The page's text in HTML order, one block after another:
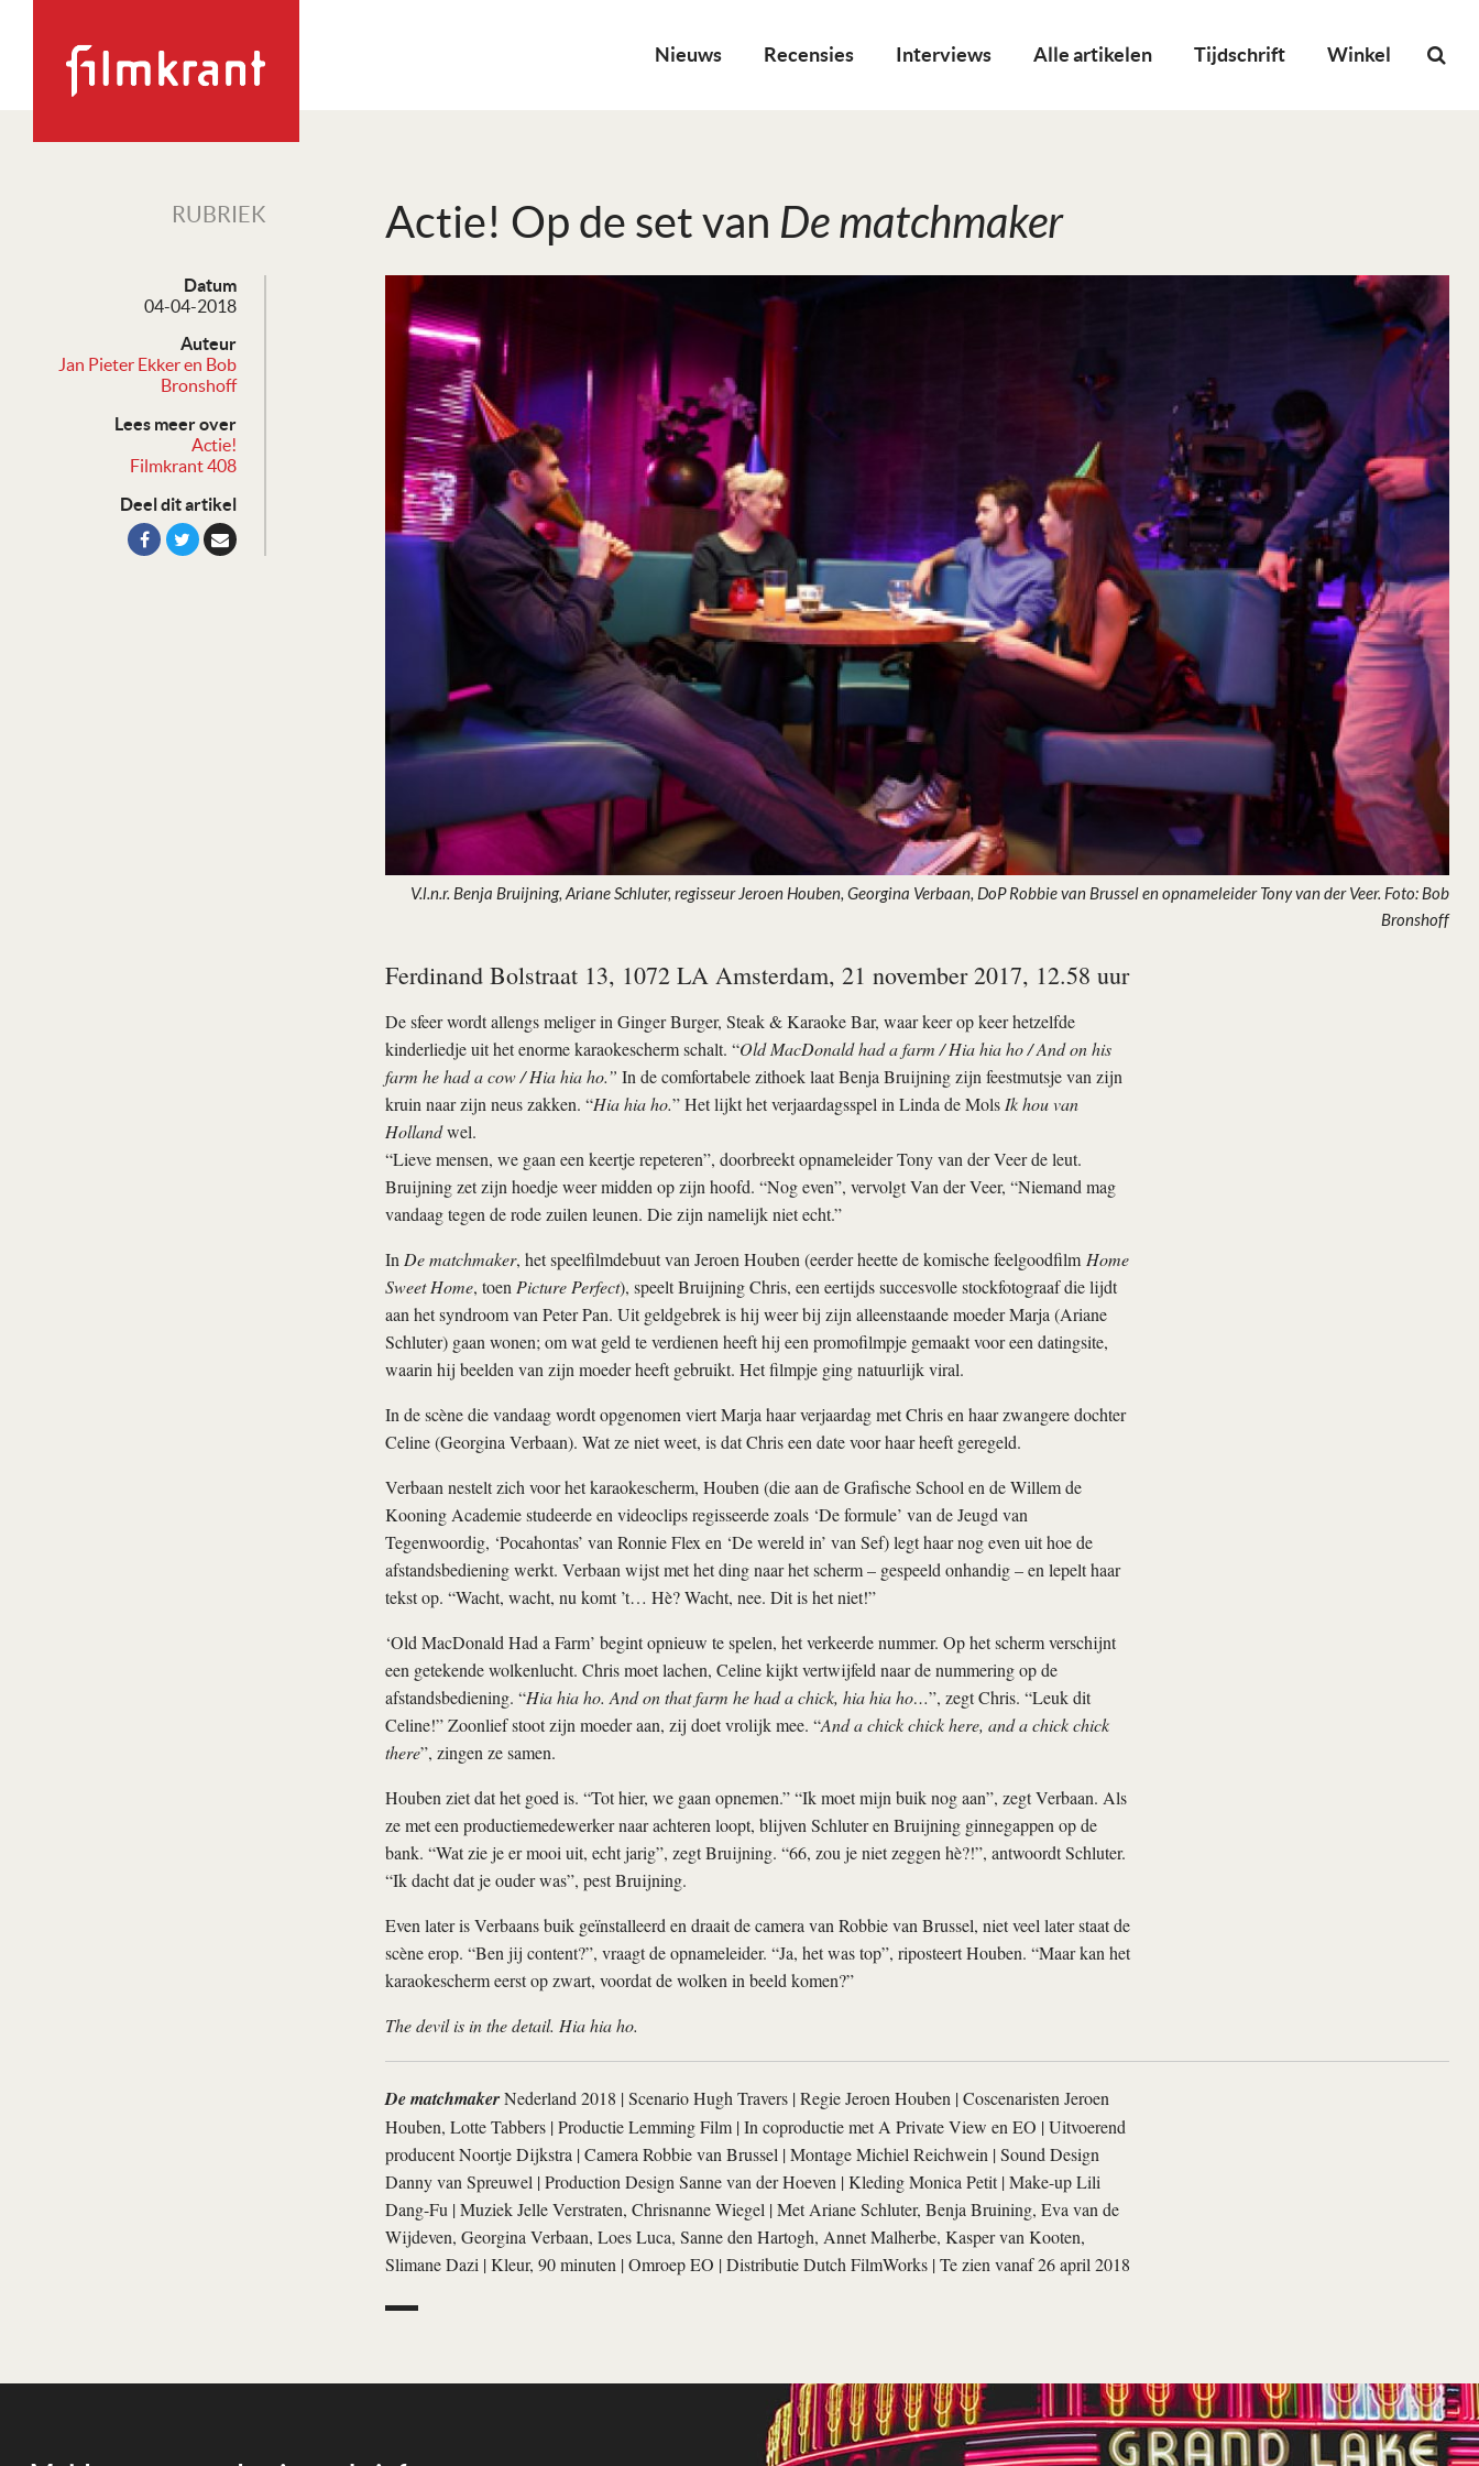
Nieuws Recensies Interviews Alle artikelen Tijdschrift Winkel
RUBRIEK Actie! Op de set van De matchmaker
Datum
04-04-2018
Auteur
Jan Pieter Ekker en Bob
Bronshoff
Lees meer over
Actie!
Filmkrant 408
Deel dit artikel
V.l.n.r. Benja Bruijning, Ariane Schluter, regisseur Jeroen Houben, Georgina Verbaan, DoP Robbie van Brussel en opnameleider Tony van der Veer. Foto: Bob
Bronshoff
Ferdinand Bolstraat 13, 1072 LA Amsterdam, 21 november 2017, 12.58 uur
De sfeer wordt allengs meliger in Ginger Burger, Steak & Karaoke Bar, waar keer op keer hetzelfde
kinderliedje uit het enorme karaokescherm schalt. “Old MacDonald had a farm / Hia hia ho / And on his
farm he had a cow / Hia hia ho.” In de comfortabele zithoek laat Benja Bruijning zijn feestmutsje van zijn
kruin naar zijn neus zakken. “Hia hia ho.” Het lijkt het verjaardagsspel in Linda de Mols Ik hou van
Hollandwel.
“Lieve mensen, we gaan een keertje repeteren”, doorbreekt opnameleider Tony van der Veer de leut.
Bruijning zet zijn hoedje weer midden op zijn hoofd. “Nog even”, vervolgt Van der Veer, “Niemand mag
vandaag tegen de rode zuilen leunen. Die zijn namelijk niet echt.”
In De matchmaker, het speelfilmdebuut van Jeroen Houben (eerder heette de komische feelgoodfilm Home
Sweet Home, toen Picture Perfect), speelt Bruijning Chris, een eertijds succesvolle stockfotograaf die lijdt
aan het syndroom van Peter Pan. Uit geldgebrek is hij weer bij zijn alleenstaande moeder Marja (Ariane
Schluter) gaan wonen; om wat geld te verdienen heeft hij een promofilmpje gemaakt voor een datingsite,
waarin hij beelden van zijn moeder heeft gebruikt. Het filmpje ging natuurlijk viral.
In de scène die vandaag wordt opgenomen viert Marja haar verjaardag met Chris en haar zwangere dochter
Celine (Georgina Verbaan). Wat ze niet weet, is dat Chris een date voor haar heeft geregeld.
Verbaan nestelt zich voor het karaokescherm, Houben (die aan de Grafische School en de Willem de
Kooning Academie studeerde en videoclips regisseerde zoals ‘De formule’ van de Jeugd van
Tegenwoordig, ‘Pocahontas’ van Ronnie Flex en ‘De wereld in’ van Sef) legt haar nog even uit hoe de
afstandsbediening werkt. Verbaan wijst met het ding naar het scherm – gespeeld onhandig – en lepelt haar
tekst op. “Wacht, wacht, nu komt ’t… Hè? Wacht, nee. Dit is het niet!”
‘Old MacDonald Had a Farm’ begint opnieuw te spelen, het verkeerde nummer. Op het scherm verschijnt
een getekende wolkenlucht. Chris moet lachen, Celine kijkt ver­twijfeld naar de nummering op de
afstandsbediening. “Hia hia ho. And on that farm he had a chick, hia hia ho…”, zegt Chris. “Leuk dit
Celine!” Zoonlief stoot zijn moeder aan, zij doet vrolijk mee. “And a chick chick here, and a chick chick
there”, zingen ze samen.
Houben ziet dat het goed is. “Tot hier, we gaan opnemen.” “Ik moet mijn buik nog aan”, zegt Verbaan. Als
ze met een productiemedewerker naar achteren loopt, blijven Schluter en Bruijning ginnegappen op de
bank. “Wat zie je er mooi uit, echt jarig”, zegt Bruijning. “66, zou je niet zeggen hè?!”, antwoordt Schluter.
“Ik dacht dat je ouder was”, pest Bruijning.
Even later is Verbaans buik geïnstalleerd en draait de camera van Robbie van Brussel, niet veel later staat de
scène erop. “Ben jij content?”, vraagt de opnameleider. “Ja, het was top”, riposteert Houben. “Maar kan het
karaokescherm eerst op zwart, voordat de wolken in beeld komen?”
The devil is in the detail. Hia hia ho.
De matchmakerNederland 2018 | Scenario Hugh Travers | Regie Jeroen Houben | Coscenaristen Jeroen
Houben, Lotte Tabbers | Productie Lemming Film | In coproductie met A Private View en EO | Uitvoerend
producent Noortje Dijkstra | Camera Robbie van Brussel | Montage Michiel Reichwein | Sound Design
Danny van Spreuwel | Production Design Sanne van der Hoeven | Kleding Monica Petit | Make-up Lili
Dang-Fu | Muziek Jelle Verstraten, Chrisnanne Wiegel | Met Ariane Schluter, Benja Bruining, Eva van de
Wijdeven, Georgina Verbaan, Loes Luca, Sanne den Hartogh, Annet Malherbe, Kasper van Kooten,
Slimane Dazi | Kleur, 90 minuten | Omroep EO | Distributie Dutch FilmWorks | Te zien vanaf 26 april 2018